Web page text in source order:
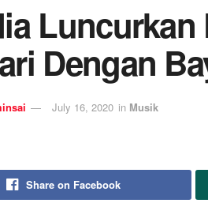
Dengan
July 16, 2020 in Musik
Share on Facebook